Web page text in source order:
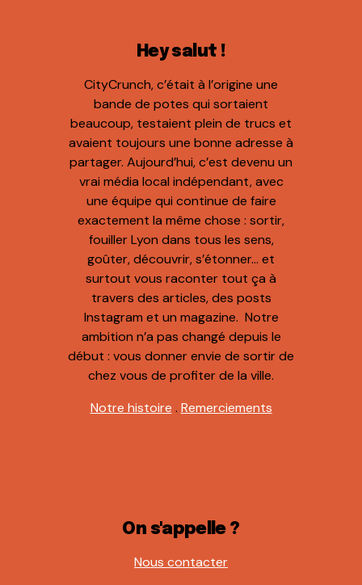
Hey salut !
CityCrunch, c’était à l’origine une
bande de potes qui sortaient
beaucoup, testaient plein de trucs et
avaient toujours une bonne adresse à
partager. Aujourd’hui, c’est devenu un
vrai média local indépendant, avec
une équipe qui continue de faire
exactement la même chose : sortir,
fouiller Lyon dans tous les sens,
goûter, découvrir, s’étonner… et
surtout vous raconter tout ça à
travers des articles, des posts
Instagram et un magazine. Notre
ambition n’a pas changé depuis le
début : vous donner envie de sortir de
chez vous de profiter de la ville.
Notre histoire . Remerciements
On s'appelle ?
Nous contacter